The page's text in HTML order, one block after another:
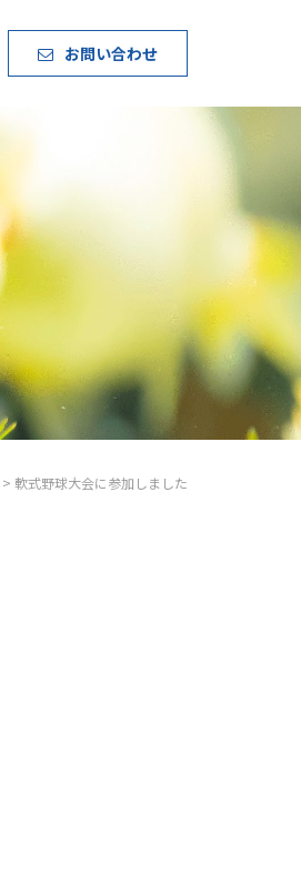
お問い合わせ
> 軟式野球大会に参加しました